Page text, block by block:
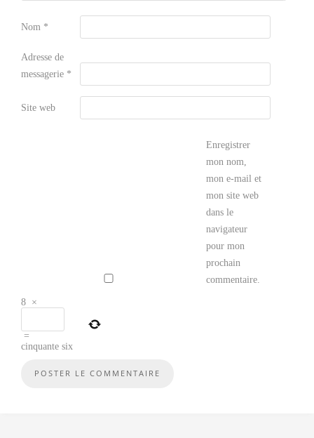
Nom *
Adresse de
messagerie *
Site web
Enregistrer
mon nom,
mon e-mail et
mon site web
dans le
navigateur
pour mon
prochain
commentaire.
8 ×
=
cinquante six